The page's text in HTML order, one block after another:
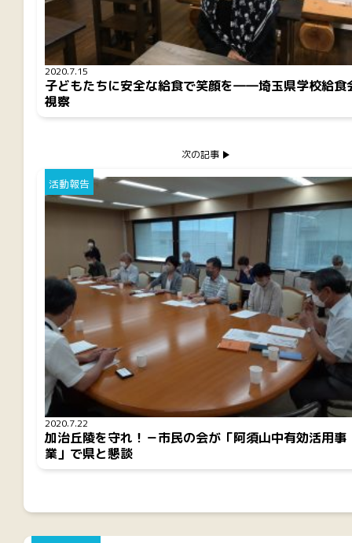
2020.7.15
子どもたちに安全な給食で笑顔を――埼玉県学校給食
視察
2020.7.22
活動報告
加治丘陵を守れ！－市民の会が「阿須山中有効活用事
業」で県と懇談
次の記事